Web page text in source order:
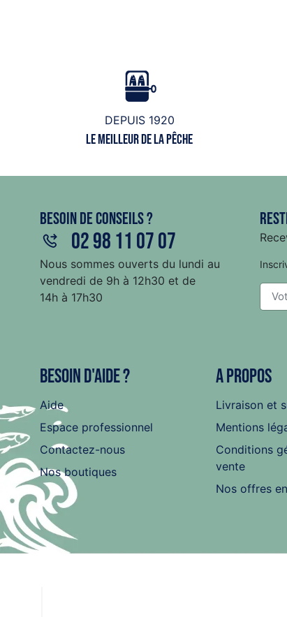
DEPUIS 1920
Le meilleur de la pêche
Besoin de conseils ?
02 98 11 07 07
Nous sommes ouverts du lundi au
vendredi de 9h à 12h30 et de
14h à 17h30
Besoin d'aide ?
Aide
Espace professionnel
Contactez-nous
Nos boutiques
A propos
Livraison et
Mentions
Conditions
vente
Nos offres